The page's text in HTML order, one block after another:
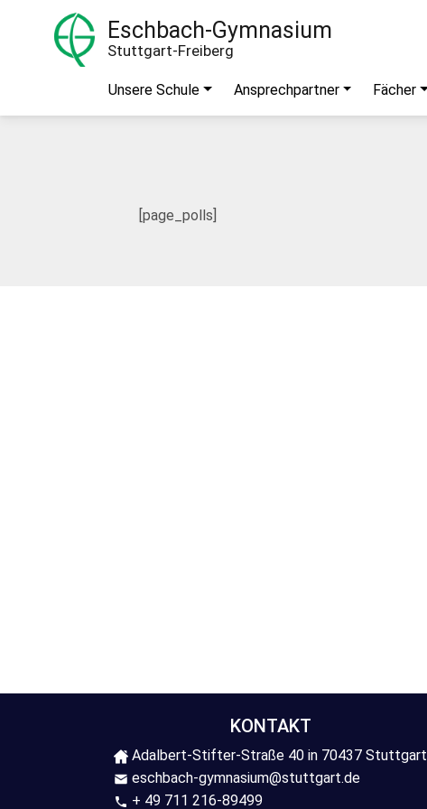
Eschbach-Gymnasium
Stuttgart-Freiberg
Unsere Schule Ansprechpartner Fächer
[page_polls]
KONTAKT
Adalbert-Stifter-Straße 40 in 70437 Stuttgart
eschbach-gymnasium@stuttgart.de
+ 49 711 216-89499